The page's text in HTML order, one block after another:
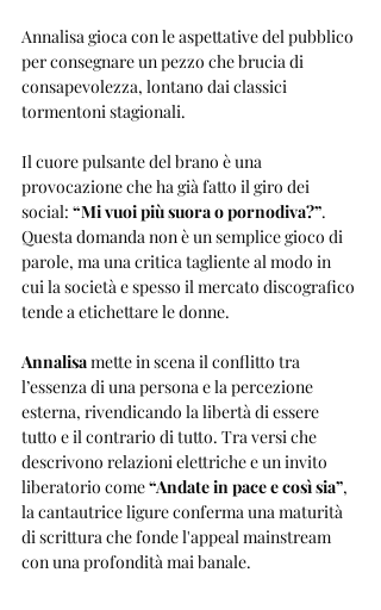
Annalisa gioca con le aspettative del pubblico
per consegnare un pezzo che brucia di
consapevolezza, lontano dai classici
tormentoni stagionali.
Il cuore pulsante del brano è una
provocazione che ha già fatto il giro dei
social: “Mi vuoi più suora o pornodiva?”.
Questa domanda non è un semplice gioco di
parole, ma una critica tagliente al modo in
cui la società e spesso il mercato discografico
tende a etichettare le donne.
Annalisa mette in scena il conflitto tra
l’essenza di una persona e la percezione
esterna, rivendicando la libertà di essere
tutto e il contrario di tutto. Tra versi che
descrivono relazioni elettriche e un invito
liberatorio come “Andate in pace e così sia”,
la cantautrice ligure conferma una maturità
di scrittura che fonde l'appeal mainstream
con una profondità mai banale.